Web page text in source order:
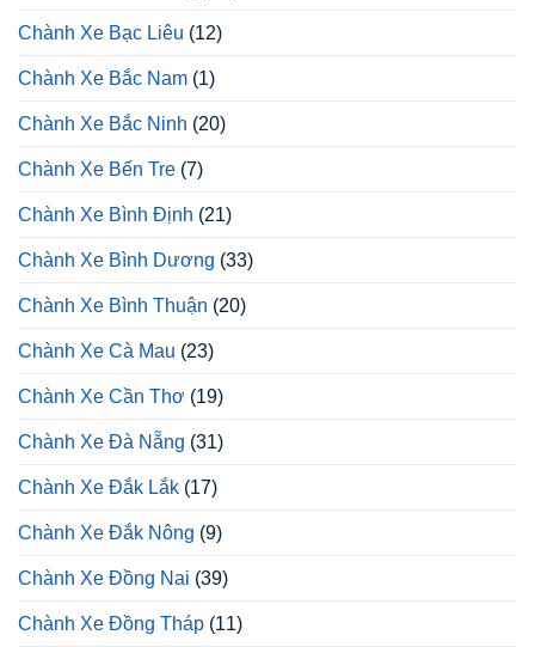
Chành Xe Bạc Liêu (12)
Chành Xe Bắc Nam (1)
Chành Xe Bắc Ninh (20)
Chành Xe Bến Tre (7)
Chành Xe Bình Định (21)
Chành Xe Bình Dương (33)
Chành Xe Bình Thuận (20)
Chành Xe Cà Mau (23)
Chành Xe Cần Thơ (19)
Chành Xe Đà Nẵng (31)
Chành Xe Đắk Lắk (17)
Chành Xe Đắk Nông (9)
Chành Xe Đồng Nai (39)
Chành Xe Đồng Tháp (11)